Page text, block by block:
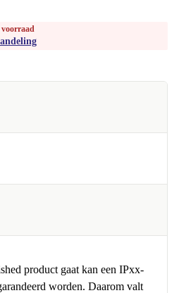
voorraad
product gaat kan een IPxx-
worden. Daarom valt